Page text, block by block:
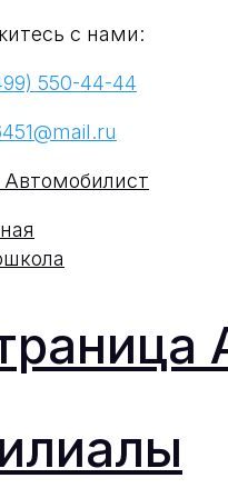
с нами:
550-44-44